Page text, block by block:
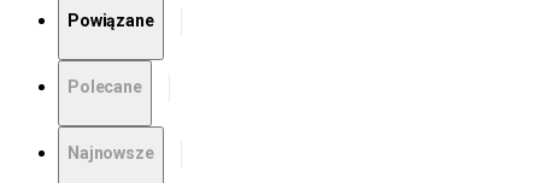
Powiązane
Polecane
Najnowsze